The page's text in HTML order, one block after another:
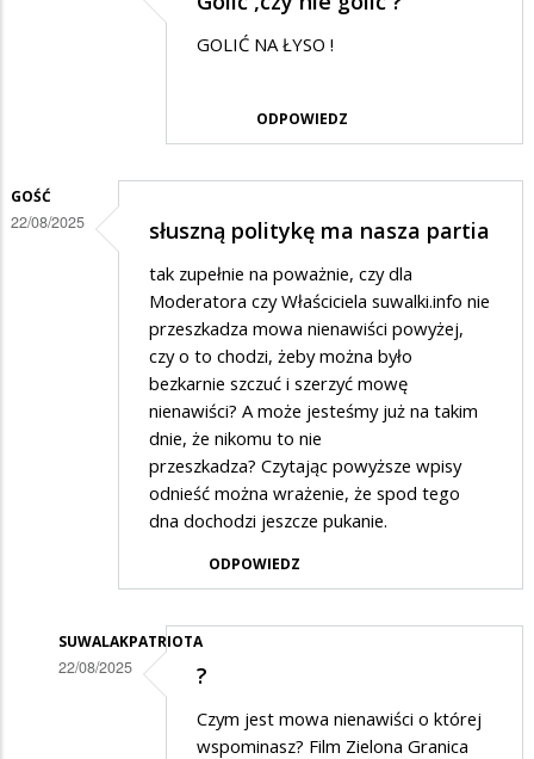
Suwałki
GOLIĆ NA ŁYSO !
ODPOWIEDZ
GOŚĆ
22/08/2025 słuszną politykę ma nasza partia
tak zupełnie na poważnie, czy dla
Moderatora czy Właściciela suwalki.info nie
przeszkadza mowa nienawiści powyżej,
czy o to chodzi, żeby można było
bezkarnie szczuć i szerzyć mowę
nienawiści? A może jesteśmy już na takim
dnie, że nikomu to nie
przeszkadza? Czytając powyższe wpisy
odnieść można wrażenie, że spod tego
dna dochodzi jeszcze pukanie.
ODPOWIEDZ
SUWALAKPATRIOTA
22/08/2025 ?
Czym jest mowa nienawiści o której
wspominasz? Film Zielona Granica